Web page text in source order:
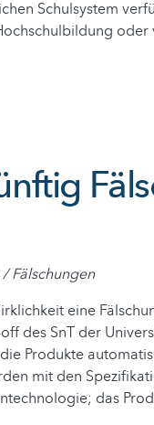
Schulsystem
oder
Fälschungen
eine
des SnT der
Produkte
mit den
das